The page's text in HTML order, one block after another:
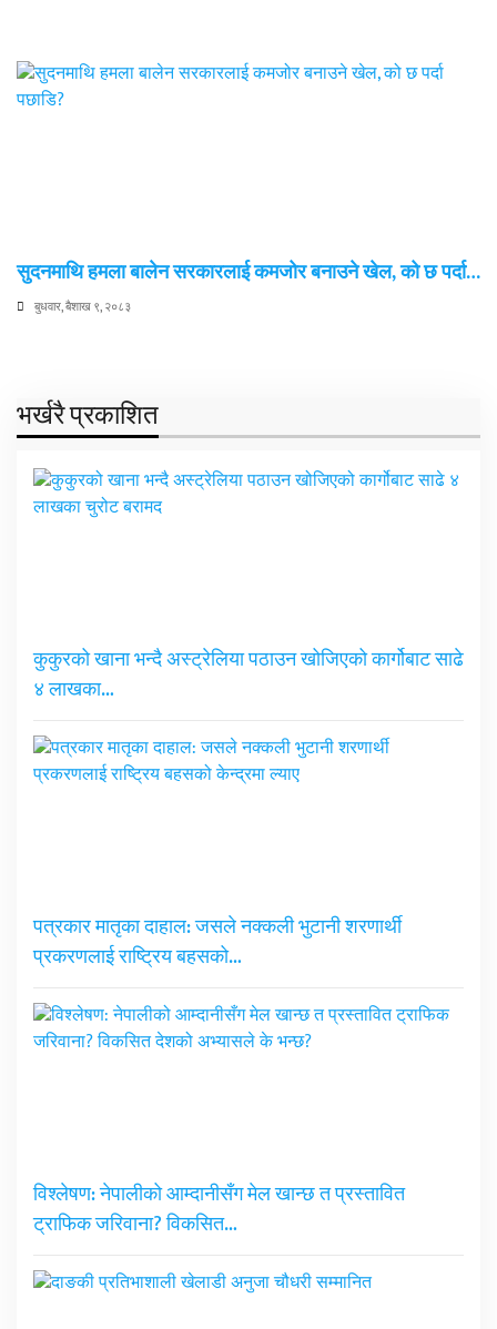
सुदनमाथि हमला बालेन सरकारलाई कमजोर बनाउने खेल, को छ पर्दा…
बुधवार, बैशाख ९, २०८३
भर्खरै प्रकाशित
कुकुरको खाना भन्दै अस्ट्रेलिया पठाउन खोजिएको कार्गोबाट साढे
४ लाखका…
पत्रकार मातृका दाहाल: जसले नक्कली भुटानी शरणार्थी
प्रकरणलाई राष्ट्रिय बहसको…
विश्लेषण: नेपालीको आम्दानीसँग मेल खान्छ त प्रस्तावित
ट्राफिक जरिवाना? विकसित…